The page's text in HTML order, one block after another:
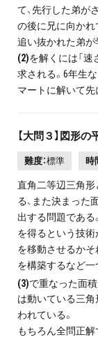
て、先行した弟が
の後に兄に向かれ
追い抜かれた弟が
(2)を解くには「速
求される。6年生
マートに解いて先
【大問３】図形の
難度：標準 時
直角二等辺三角
る、また決まった
出する問題である
を得るという技術
を移動させるか
を構築するなど一
(3)で重なった面
は動いている三
われている。
もちろん全問正解